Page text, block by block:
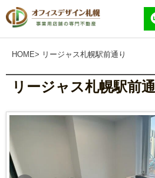
株
式
会
F
E
HOME> リージャス札幌駅前通り
リージャス札幌駅前通